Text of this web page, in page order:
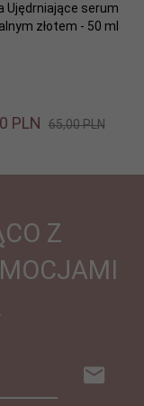
Ujędrniające serum
złotem - 50 ml
PLN 65,00 PLN
Z